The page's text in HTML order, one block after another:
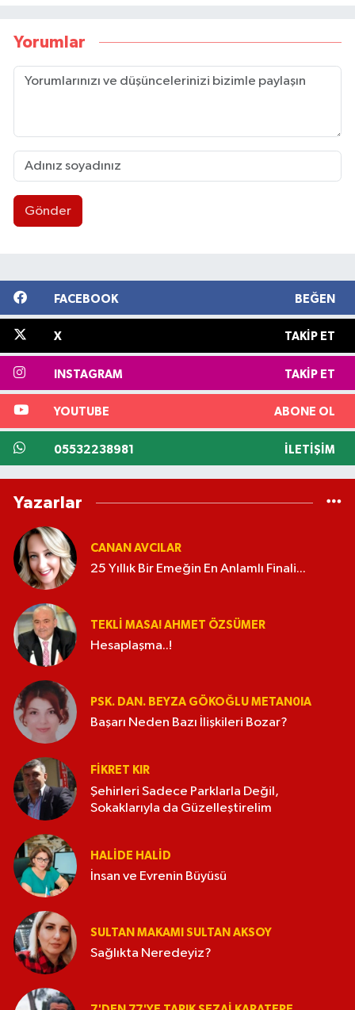
Yorumlar
Gönder
FACEBOOK BEĞEN
X TAKIP ET
INSTAGRAM TAKIP ET
YOUTUBE ABONE OL
05532238981 İLETIŞIM
Yazarlar
CANAN AVCILAR
25 Yıllık Bir Emeğin En Anlamlı Finali...
TEKLI MASA! AHMET ÖZSÜMER
Hesaplaşma..!
PSK. DAN. BEYZA GÖKOĞLU METAN0IA
Başarı Neden Bazı İlişkileri Bozar?
FIKRET KIR
Şehirleri Sadece Parklarla Değil,
Sokaklarıyla da Güzelleştirelim
HALIDE HALID
İnsan ve Evrenin Büyüsü
SULTAN MAKAMI SULTAN AKSOY
Sağlıkta Neredeyiz?